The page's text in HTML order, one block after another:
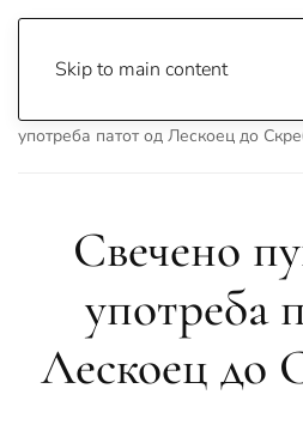
Skip to main content
употреба патот од Лескоец до
Свечено
употреба
Лескоец до